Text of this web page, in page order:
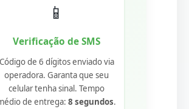
📱
Verificação de SMS
Código de 6 dígitos enviado via
operadora. Garanta que seu
celular tenha sinal. Tempo
de entrega: 8 segundos.